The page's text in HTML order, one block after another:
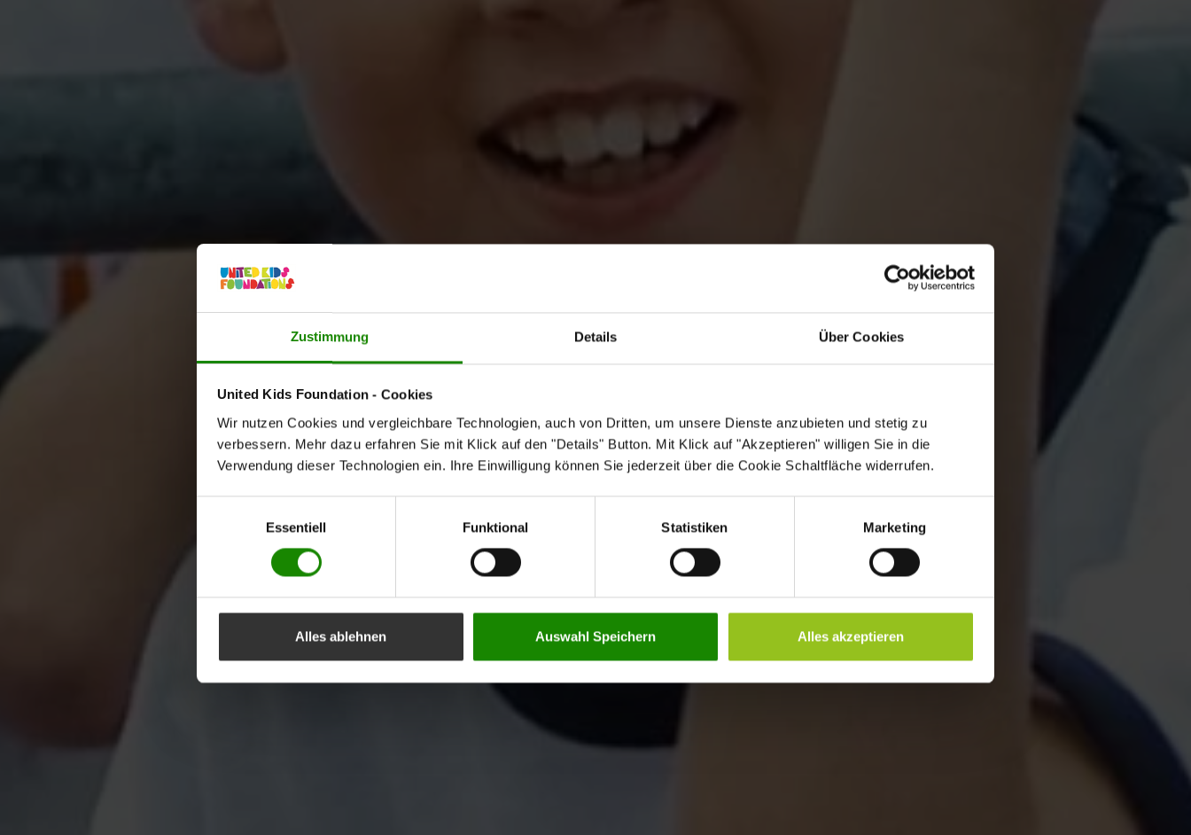
Zustimmung Details Über Cookies
United Kids Foundation - Cookies
Wir nutzen Cookies und vergleichbare Technologien, auch von Dritten, um unsere Dienste anzubieten und stetig zu
verbessern. Mehr dazu erfahren Sie mit Klick auf den "Details" Button. Mit Klick auf "Akzeptieren" willigen Sie in die
Verwendung dieser Technologien ein. Ihre Einwilligung können Sie jederzeit über die Cookie Schaltfläche widerrufen.
Essentiell
Funktional Statistiken Marketing
Alles ablehnen Auswahl Speichern Alles akzeptieren